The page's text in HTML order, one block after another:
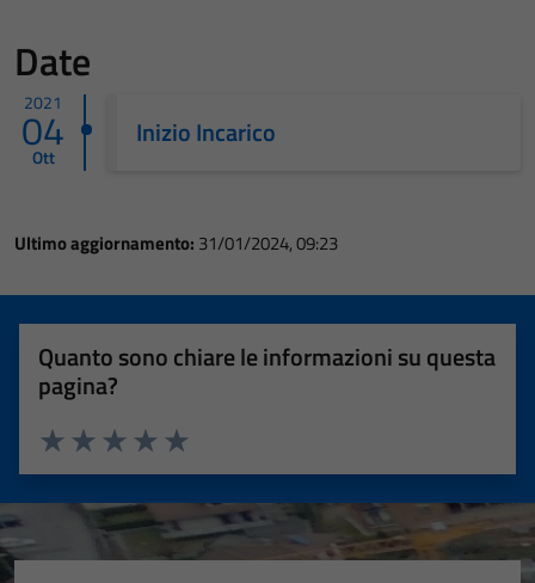
Date
2021
04
Ott
Inizio Incarico
Ultimo aggiornamento: 31/01/2024, 09:23
Quanto sono chiare le informazioni su questa
pagina?
Valuta 5 stelle su 5
Valuta 4 stelle su 5
Valuta 3 stelle su 5
Valuta 2 stelle su 5
Valuta 1 stelle su 5